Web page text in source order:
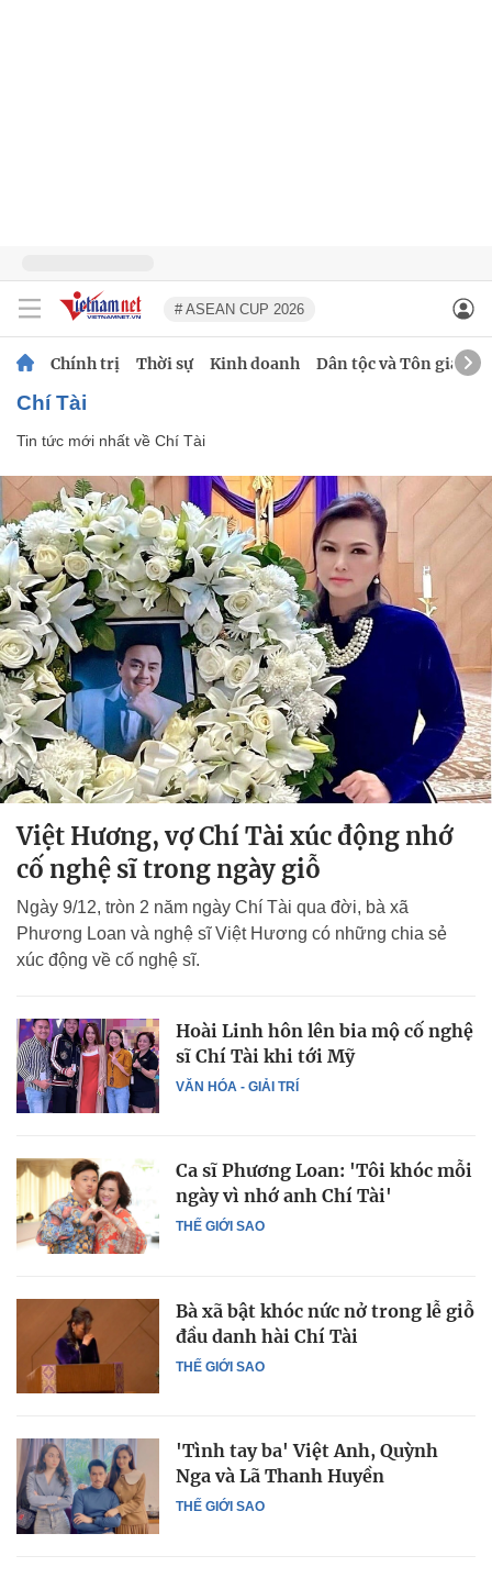
# ASEAN CUP 2026
Chính trị Thời sự Kinh doanh Dân tộc và Tôn giáo
Chí Tài
Tin tức mới nhất về Chí Tài
Việt Hương, vợ Chí Tài xúc động nhớ
cố nghệ sĩ trong ngày giỗ
Ngày 9/12, tròn 2 năm ngày Chí Tài qua đời, bà xã
Phương Loan và nghệ sĩ Việt Hương có những chia sẻ
xúc động về cố nghệ sĩ.
VĂN HÓA - GIẢI TRÍ
Hoài Linh hôn lên bia mộ cố nghệ
sĩ Chí Tài khi tới Mỹ
THẾ GIỚI SAO
Ca sĩ Phương Loan: 'Tôi khóc mỗi
ngày vì nhớ anh Chí Tài'
THẾ GIỚI SAO
Bà xã bật khóc nức nở trong lễ giỗ
đầu danh hài Chí Tài
THẾ GIỚI SAO
'Tình tay ba' Việt Anh, Quỳnh
Nga và Lã Thanh Huyền